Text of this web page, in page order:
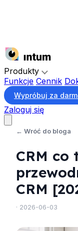
Produkty
Funkcje Cennik
Wypróbuj za
Zaloguj się
← Wróć do bloga
CRM co
CRM
· 2026-06-03